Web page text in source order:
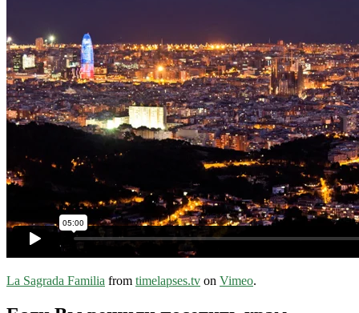
La Sagrada Familia from timelapses.tv on Vimeo.